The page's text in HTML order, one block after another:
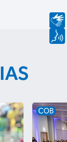
COB